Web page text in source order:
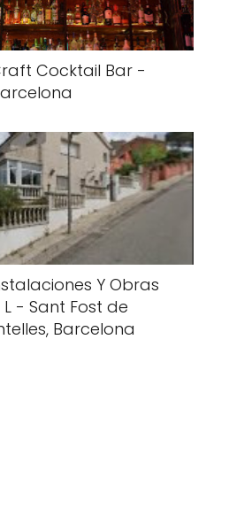
Cocktail Bar -
Y Obras
L - Sant Fost de
Barcelona